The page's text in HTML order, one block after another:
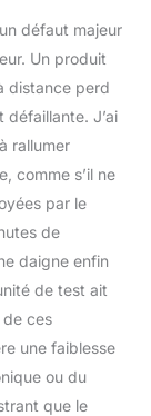
défaut majeur
Un produit
distance perd
J’ai
rallumer
comme s’il ne
par le
de
daigne enfin
de test ait
ces
une faiblesse
ou du
que le